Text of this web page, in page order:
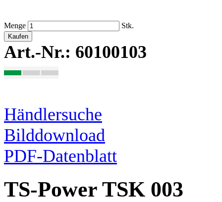
Menge Stk.
Kaufen
Art.-Nr.: 60100103
Händlersuche
Bilddownload
PDF-Datenblatt
TS-Power TSK 003